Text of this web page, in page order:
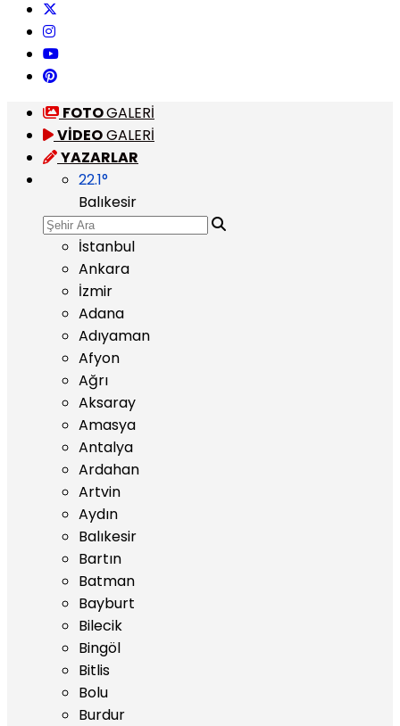
FOTOGALERİ
VİDEOGALERİ
YAZARLAR
22.1°
Balıkesir
İstanbul
Ankara
İzmir
Adana
Adıyaman
Afyon
Ağrı
Aksaray
Amasya
Antalya
Ardahan
Artvin
Aydın
Balıkesir
Bartın
Batman
Bayburt
Bilecik
Bingöl
Bitlis
Bolu
Burdur